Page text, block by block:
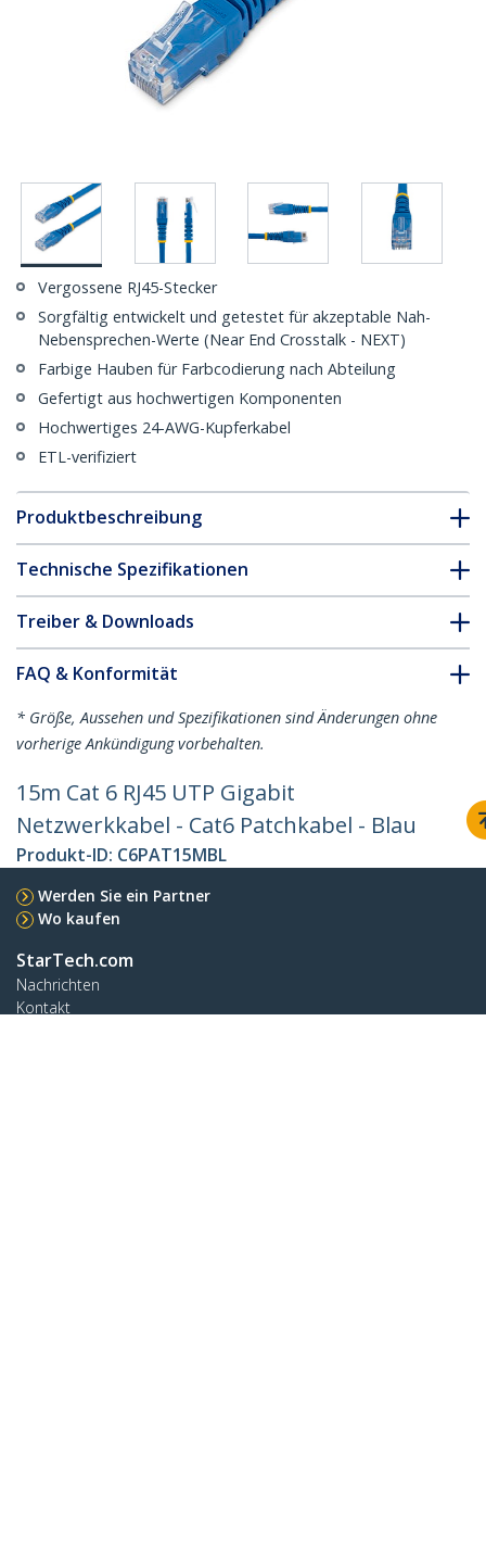
Vergossene RJ45-Stecker
Sorgfältig entwickelt und getestet für akzeptable Nah-
Nebensprechen-Werte (Near End Crosstalk - NEXT)
Farbige Hauben für Farbcodierung nach Abteilung
Gefertigt aus hochwertigen Komponenten
Hochwertiges 24-AWG-Kupferkabel
ETL-verifiziert
Produktbeschreibung
Technische Spezifikationen
Treiber & Downloads
FAQ & Konformität
* Größe, Aussehen und Spezifikationen sind Änderungen ohne
vorherige Ankündigung vorbehalten.
15m Cat 6 RJ45 UTP Gigabit
Netzwerkkabel - Cat6 Patchkabel - Blau
Produkt-ID: C6PAT15MBL
Werden Sie ein Partner
Wo kaufen
StarTech.com
Nachrichten
Kontakt